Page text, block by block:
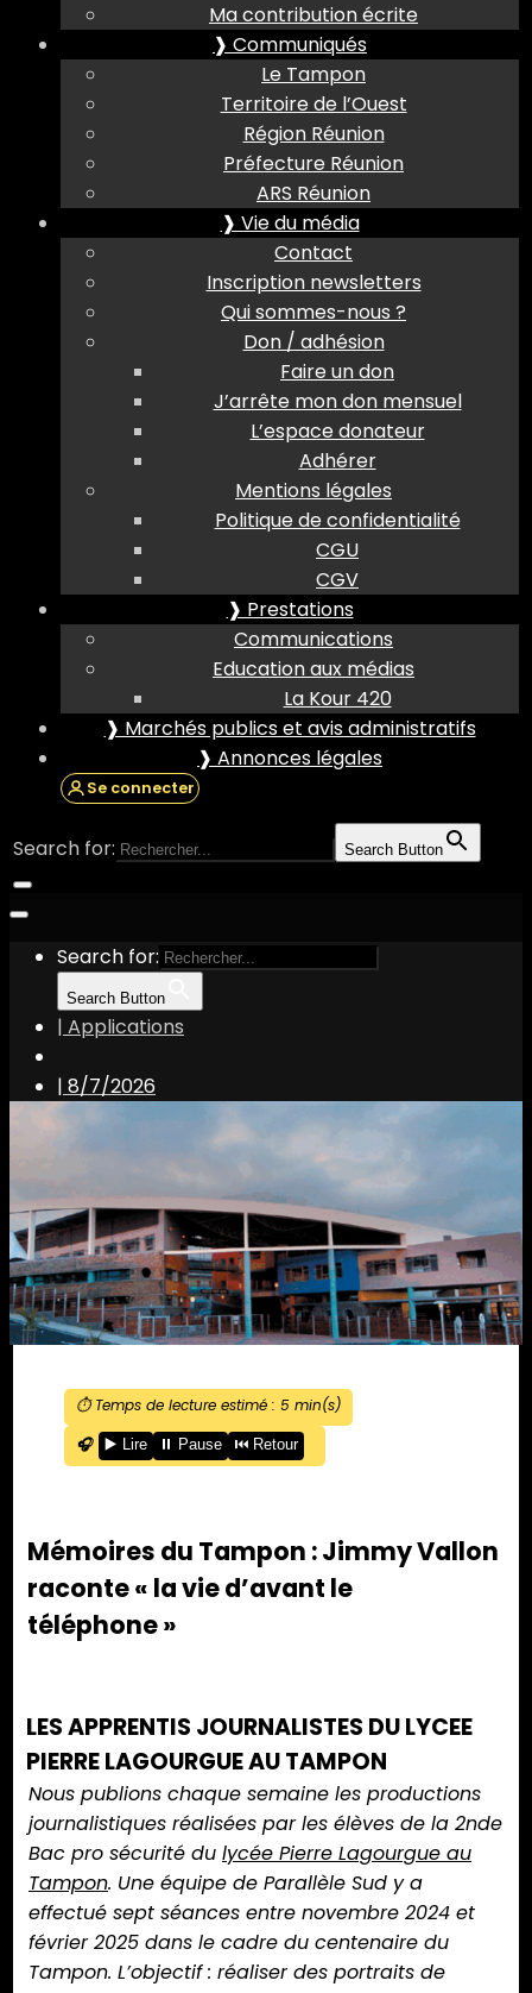
Ma contribution écrite
❱ Communiqués
Le Tampon
Territoire de l’Ouest
Région Réunion
Préfecture Réunion
ARS Réunion
❱ Vie du média
Contact
Inscription newsletters
Qui sommes-nous ?
Don / adhésion
Faire un don
J’arrête mon don mensuel
L’espace donateur
Adhérer
Mentions légales
Politique de confidentialité
CGU
CGV
❱ Prestations
Communications
Education aux médias
La Kour 420
❱ Marchés publics et avis administratifs
❱ Annonces légales
Se connecter
Search for: Search Button
Search for:
Search Button
| Applications
| 8/7/2026
⏱️ Temps de lecture estimé : 5min(s)
🎧
▶️ Lire ⏸️ Pause ⏮️ Retour
Mémoires du Tampon : Jimmy Vallon
raconte « la vie d’avant le
téléphone »
LES APPRENTIS JOURNALISTES DU LYCEE
PIERRE LAGOURGUE AU TAMPON
Nous publions chaque semaine les productions
journalistiques réalisées par les élèves de la 2nde
Bac pro sécurité du lycée Pierre Lagourgue au
Tampon. Une équipe de Parallèle Sud y a
effectué sept séances entre novembre 2024 et
février 2025 dans le cadre du centenaire du
Tampon. L’objectif : réaliser des portraits de